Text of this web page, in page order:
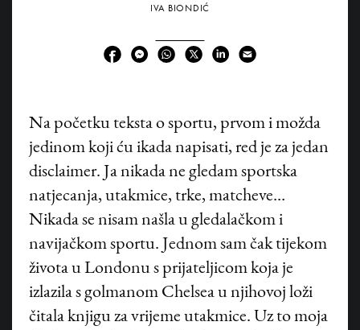
IVA BIONDIĆ
Na početku teksta o sportu, prvom i možda
jedinom koji ću ikada napisati, red je za jedan
disclaimer. Ja nikada ne gledam sportska
natjecanja, utakmice, trke, matcheve…
Nikada se nisam našla u gledalačkom i
navijačkom sportu. Jednom sam čak tijekom
života u Londonu s prijateljicom koja je
izlazila s golmanom Chelsea u njihovoj loži
čitala knjigu za vrijeme utakmice. Uz to moja